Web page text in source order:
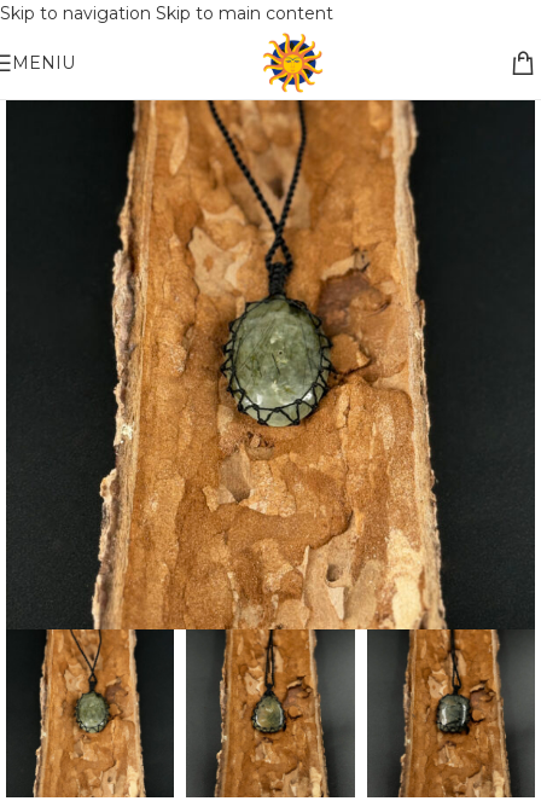
Skip to navigation Skip to main content
Nemokamas pristatymas į paštomatą apsiperkant už 30€!!
MENIU